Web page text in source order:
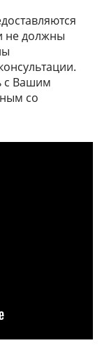
не должны
с Вашим
со